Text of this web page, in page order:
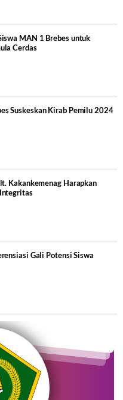
MAN 1 Brebes untuk
Cerdas
Suskeskan Kirab Pemilu 2024
Kakankemenag Harapkan
Gali Potensi Siswa